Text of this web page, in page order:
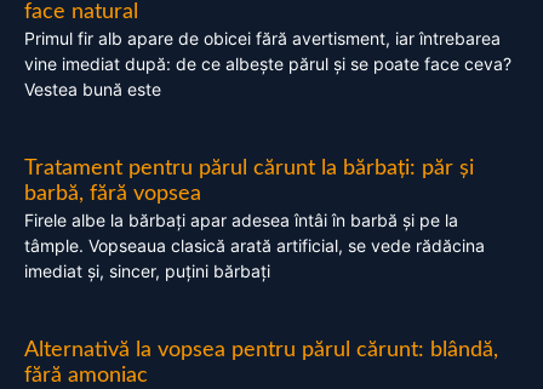
face natural
Primul fir alb apare de obicei fără avertisment, iar întrebarea
vine imediat după: de ce albește părul și se poate face ceva?
Vestea bună este
Tratament pentru părul cărunt la bărbați: păr și
barbă, fără vopsea
Firele albe la bărbați apar adesea întâi în barbă și pe la
tâmple. Vopseaua clasică arată artificial, se vede rădăcina
imediat și, sincer, puțini bărbați
Alternativă la vopsea pentru părul cărunt: blândă,
fără amoniac